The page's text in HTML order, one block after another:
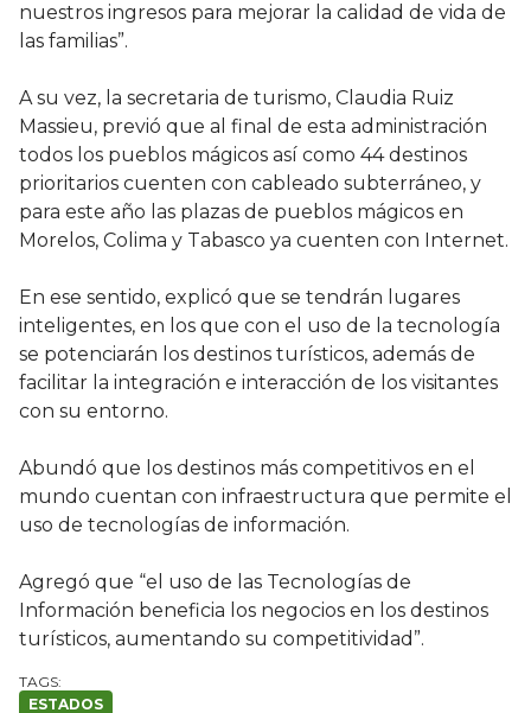
nuestros ingresos para mejorar la calidad de vida de
las familias”.
A su vez, la secretaria de turismo, Claudia Ruiz
Massieu, previó que al final de esta administración
todos los pueblos mágicos así como 44 destinos
prioritarios cuenten con cableado subterráneo, y
para este año las plazas de pueblos mágicos en
Morelos, Colima y Tabasco ya cuenten con Internet.
En ese sentido, explicó que se tendrán lugares
inteligentes, en los que con el uso de la tecnología
se potenciarán los destinos turísticos, además de
facilitar la integración e interacción de los visitantes
con su entorno.
Abundó que los destinos más competitivos en el
mundo cuentan con infraestructura que permite el
uso de tecnologías de información.
Agregó que “el uso de las Tecnologías de
Información beneficia los negocios en los destinos
turísticos, aumentando su competitividad”.
ESTADOS